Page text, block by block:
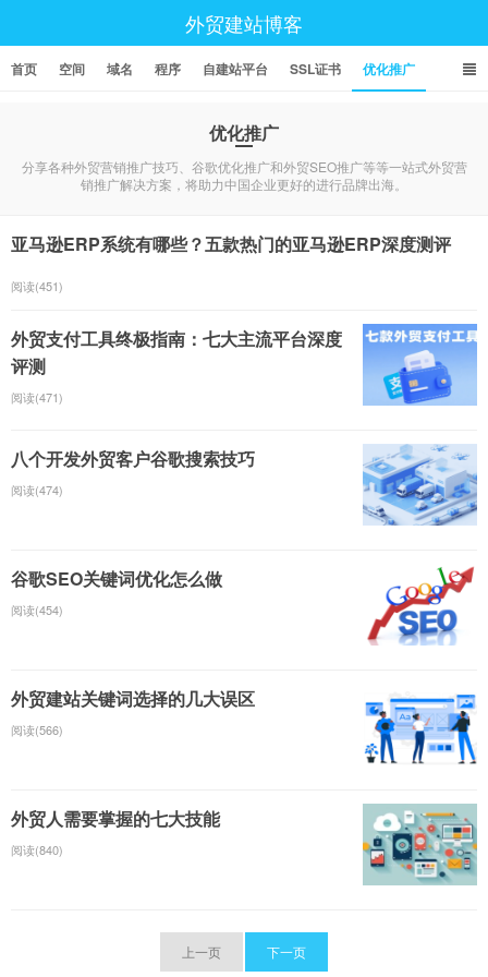
外贸建站博客
首页 空间 域名 程序 自建站平台 SSL证书 优化推广
优化推广
分享各种外贸营销推广技巧、谷歌优化推广和外贸SEO推广等等一站式外贸营
销推广解决方案，将助力中国企业更好的进行品牌出海。
亚马逊ERP系统有哪些？五款热门的亚马逊ERP深度测评
阅读(451)
外贸支付工具终极指南：七大主流平台深度
评测
阅读(471)
八个开发外贸客户谷歌搜索技巧
阅读(474)
谷歌SEO关键词优化怎么做
阅读(454)
外贸建站关键词选择的几大误区
阅读(566)
外贸人需要掌握的七大技能
阅读(840)
上一页 下一页